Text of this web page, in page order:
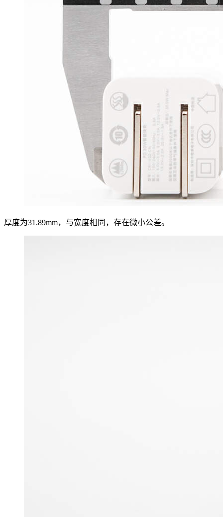
厚度为31.89mm，与宽度相同，存在微小公差。